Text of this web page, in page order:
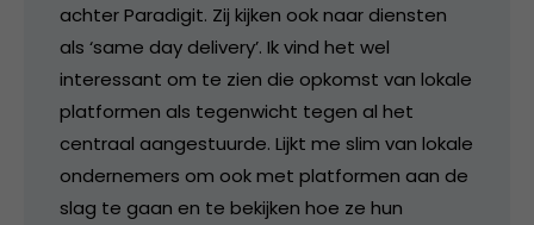
achter Paradigit. Zij kijken ook naar diensten
als ‘same day delivery’. Ik vind het wel
interessant om te zien die opkomst van lokale
platformen als tegenwicht tegen al het
centraal aangestuurde. Lijkt me slim van lokale
ondernemers om ook met platformen aan de
slag te gaan en te bekijken hoe ze hun